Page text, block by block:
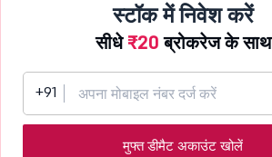
स्टॉक में निवेश करें
सीधे₹20ब्रोकरेज के साथ
+91
मुफ्त डीमैट अकाउंट खोलें